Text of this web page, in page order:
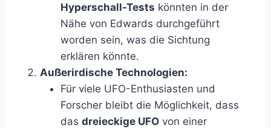
Hyperschall-Tests könnten in der
Nähe von Edwards durchgeführt
worden sein, was die Sichtung
erklären könnte.
Außerirdische Technologien:
Für viele UFO-Enthusiasten und
Forscher bleibt die Möglichkeit, dass
das dreieckige UFO von einer